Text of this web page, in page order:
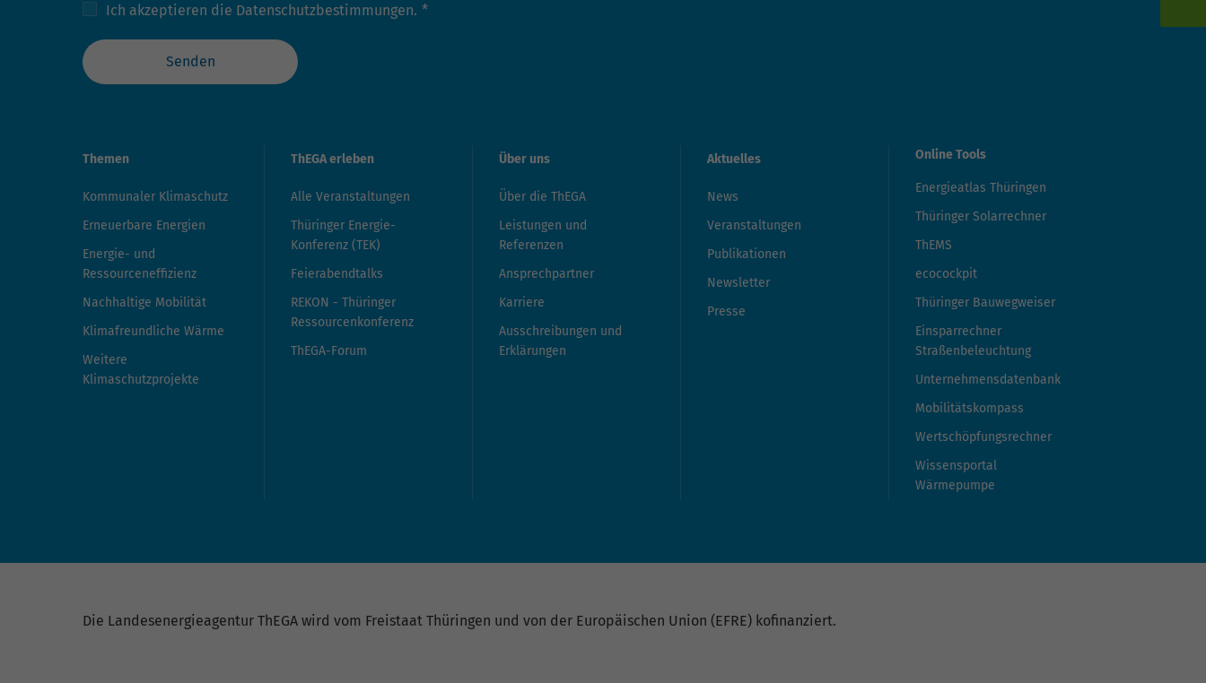
Ich akzeptieren die Datenschutzbestimmungen. *
Senden
Themen
Kommunaler Klimaschutz
Erneuerbare Energien
Energie- und
Ressourceneffizienz
Nachhaltige Mobilität
Klimafreundliche Wärme
Weitere
Klimaschutzprojekte
ThEGA erleben
Alle Veranstaltungen
Thüringer Energie-
Konferenz (TEK)
Feierabendtalks
REKON - Thüringer
Ressourcenkonferenz
ThEGA-Forum
Über uns
Über die ThEGA
Leistungen und
Referenzen
Ansprechpartner
Karriere
Ausschreibungen und
Erklärungen
Aktuelles
News
Veranstaltungen
Publikationen
Newsletter
Presse
Online Tools
Energieatlas Thüringen
Thüringer Solarrechner
ThEMS
ecocockpit
Thüringer Bauwegweiser
Einsparrechner
Straßenbeleuchtung
Unternehmensdatenbank
Mobilitätskompass
Wertschöpfungsrechner
Wissensportal
Wärmepumpe
Die Landesenergieagentur ThEGA wird vom Freistaat Thüringen und von der Europäischen Union (EFRE) kofinanziert.